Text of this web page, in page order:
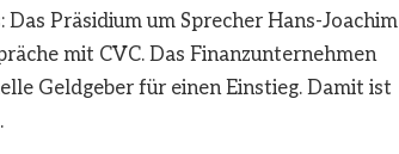
Präsidium um Sprecher Hans-Joachim
mit CVC. Das Finanzunternehmen
Geldgeber für einen Einstieg. Damit ist